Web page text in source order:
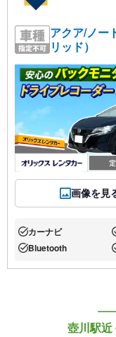
アクア/ノー
リッド）
画像を見
あり:カーナビ
あり:Bluetooth
壺川駅